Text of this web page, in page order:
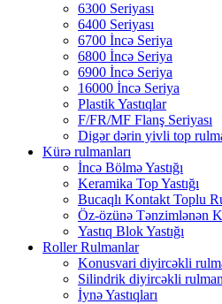
6300 Seriyası
6400 Seriyası
6700 İncə Seriya
6800 İncə Seriya
6900 İncə Seriya
16000 İncə Seriya
Plastik Yastıqlar
F/FR/MF Flanş Seriyası
Digər dərin yivli top
Kürə rulmanları
İncə Bölmə Yastığı
Keramika Top Yastığı
Bucaqlı Kontakt Toplu
Öz-özünə Tənzimlənən
Yastıq Blok Yastığı
Roller Rulmanlar
Konusvari diyircəkli
Silindrik diyircəkli
İynə Yastıqları